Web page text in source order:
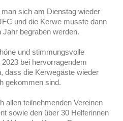
sich am Dienstag wieder
und die Kerwe musste dann
begraben werden.
und stimmungsvolle
bei hervorragendem
dass die Kerwegäste wieder
gekommen sind.
allen teilnehmenden Vereinen
sowie den über 30 Helferinnen